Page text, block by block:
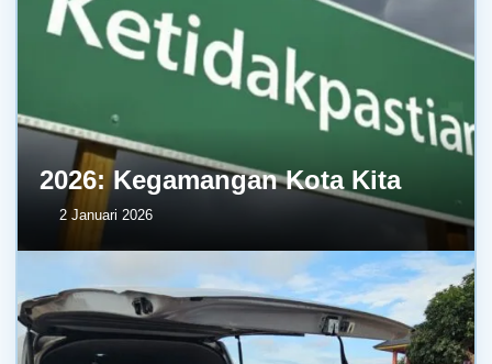
2026: Kegamangan Kota Kita
2 Januari 2026